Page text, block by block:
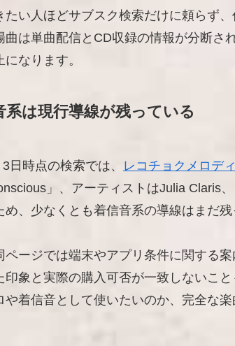
たい人ほどサブスク検索だけに頼らず
曲は単曲配信とCD収録の情報が分断さ
なります。
系は現行導線が残っている
日時点の検索では、 レコチョクメロデ
」、アーティストはJulia Claris
め、少なくとも着信音系の導線はまだ残
ページでは端末やアプリ条件に関する
印象と実際の購入可否が一致しないこ
や着信音として使いたいのか、完全な